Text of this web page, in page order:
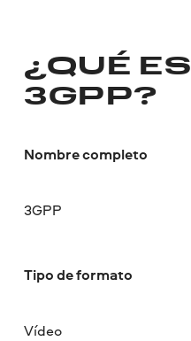
¿QUÉ ES
3GPP?
Nombre completo
3GPP
Tipo de formato
Vídeo